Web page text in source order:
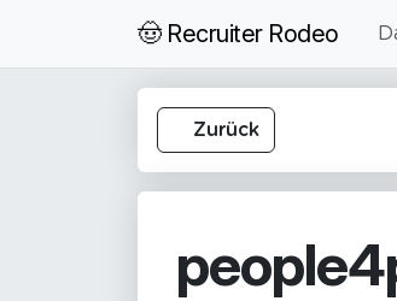
🤠 Recruiter Rodeo
Zurück